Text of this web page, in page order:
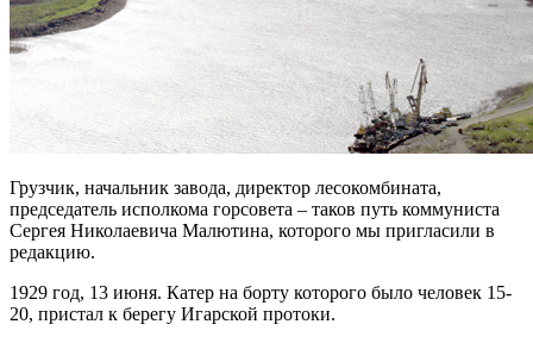
Грузчик, начальник завода, директор лесокомбината,
председатель исполкома горсовета – таков путь коммуниста
Сергея Николаевича Малютина, которого мы пригласили в
редакцию.
1929 год, 13 июня. Катер на борту которого было человек 15-
20, пристал к берегу Игарской протоки.